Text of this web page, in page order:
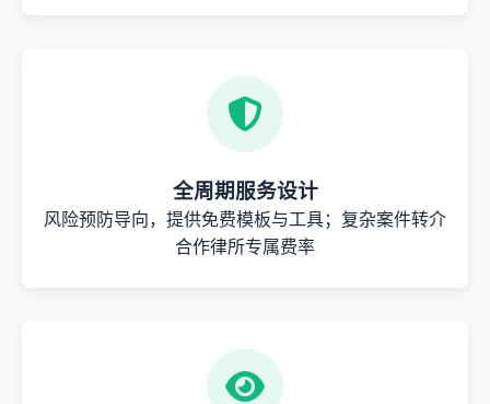
全周期服务设计
风险预防导向，提供免费模板与工具；复杂案件转介
合作律所专属费率